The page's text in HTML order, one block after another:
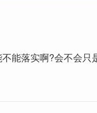
能落实啊?会不会只